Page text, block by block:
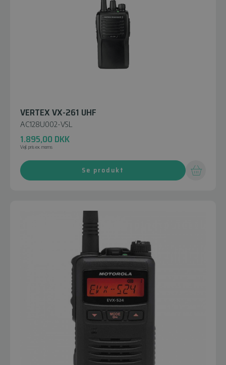
VERTEX VX-261 UHF
AC128U002-VSL
1.895,00 DKK
Vejl. pris ex. moms
Se produkt